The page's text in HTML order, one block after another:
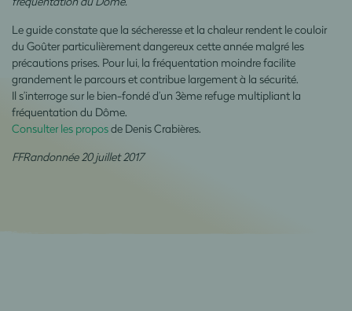
Le guide constate que la sécheresse et la chaleur rendent le couloir
du Goûter particulièrement dangereux cette année malgré les
précautions prises. Pour lui, la fréquentation moindre facilite
grandement le parcours et contribue largement à la sécurité.
Il s’interroge sur le bien-fondé d’un 3ème refuge multipliant la
fréquentation du Dôme.
Consulter les proposde Denis Crabières.
FFRandonnée 20 juillet 2017